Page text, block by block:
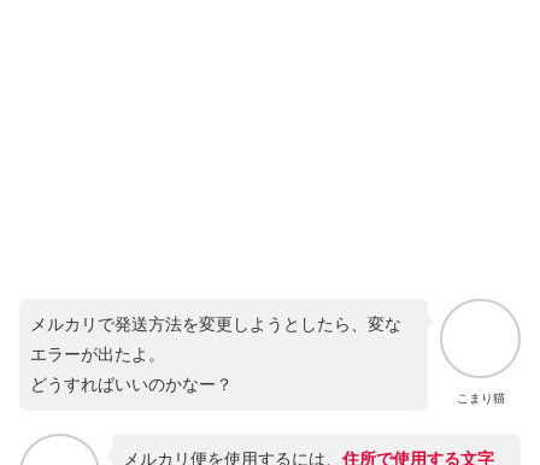
こまり猫
メルカリで発送方法を変更しようとしたら、変な
エラーが出たよ。
どうすればいいのかなー？
メルカリ便を使用するには、 住所で使用する文字